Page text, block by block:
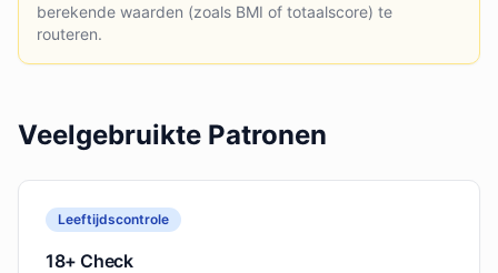
berekende waarden (zoals BMI of totaalscore) te
routeren.
Veelgebruikte Patronen
Leeftijdscontrole
18+ Check